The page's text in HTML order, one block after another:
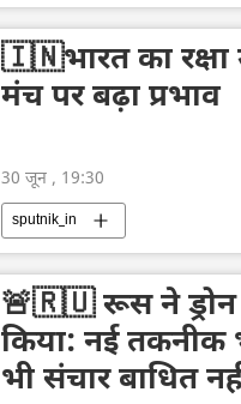
🇮🇳भारत का रक्षा
मंच पर बढ़ा प्रभाव
30 जून , 19:30
sputnik_in
🚨🇷🇺 रूस ने ड्रोन
किया: नई तकनीक
भी संचार बाधित